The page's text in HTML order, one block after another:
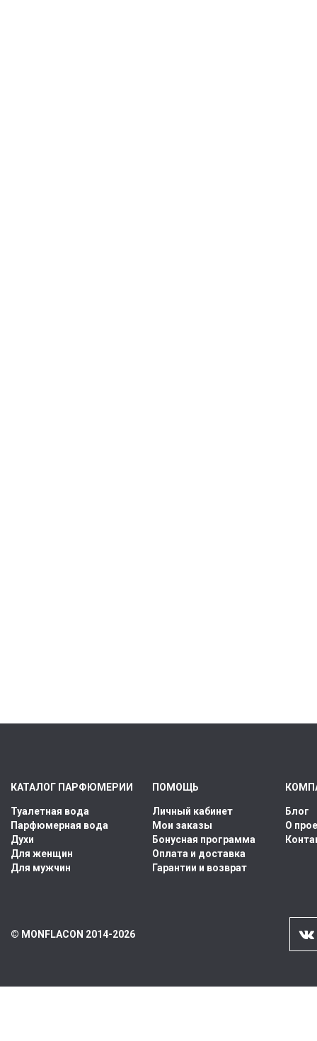
КАТАЛОГ ПАРФЮМЕРИИ
Туалетная вода
Парфюмерная вода
Духи
Для женщин
Для мужчин
© MONFLACON 2014-2026
ПОМОЩЬ
Личный кабинет
Мои заказы
Бонусная программа
Оплата и доставка
Гарантии и возврат
Блог
О